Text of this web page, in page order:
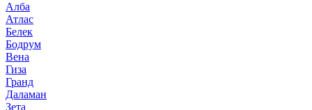
Алба
Атлас
Белек
Бодрум
Вена
Гиза
Гранд
Даламан
Зета